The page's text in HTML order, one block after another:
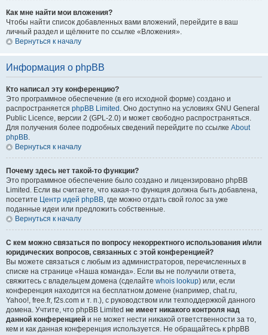
Как мне найти мои вложения?
Чтобы найти список добавленных вами вложений, перейдите в ваш
личный раздел и щёлкните по ссылке «Вложения».
Вернуться к началу
Информация о phpBB
Кто написал эту конференцию?
Это программное обеспечение (в его исходной форме) создано и
распространяется phpBB Limited . Оно доступно на условиях GNU General
Public Licence, версии 2 (GPL-2.0) и может свободно распространяться.
Для получения более подробных сведений перейдите по ссылке About
phpBB.
Вернуться к началу
Почему здесь нет такой-то функции?
Это программное обеспечение было создано и лицензировано phpBB
Limited. Если вы считаете, что какая-то функция должна быть добавлена,
посетите Центр идей phpBB, где можно отдать свой голос за уже
поданные идеи или предложить собственные.
Вернуться к началу
С кем можно связаться по вопросу некорректного использования и/или
юридических вопросов, связанных с этой конференцией?
Вы можете связаться с любым из администраторов, перечисленных в
списке на странице «Наша команда». Если вы не получили ответа,
свяжитесь с владельцем домена (сделайте whois lookup) или, если
конференция находится на бесплатном домене (например, chat.ru,
Yahoo!, free.fr, f2s.com и т. п.), с руководством или техподдержкой данного
домена. Учтите, что phpBB Limited не имеет никакого контроля над
данной конференцией и не может нести никакой ответственности за то,
кем и как данная конференция используется. Не обращайтесь к phpBB